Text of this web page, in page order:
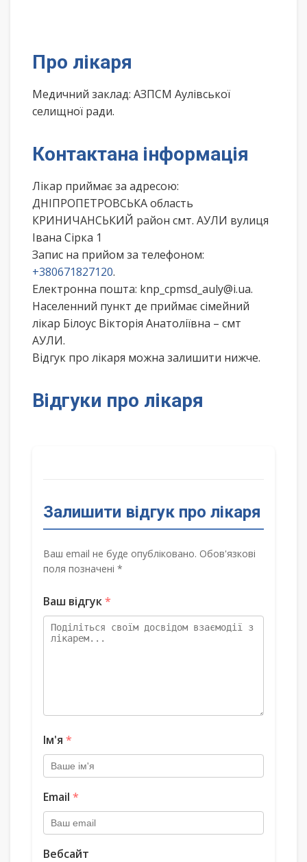
Про лікаря
Медичний заклад: АЗПСМ Аулівської
селищної ради.
Контактана інформація
Лікар приймає за адресою:
ДНІПРОПЕТРОВСЬКА область
КРИНИЧАНСЬКИЙ район смт. АУЛИ вулиця
Івана Сірка 1
Запис на прийом за телефоном:
+380671827120.
Електронна пошта: knp_cpmsd_auly@i.ua.
Населенний пункт де приймає сімейний
лікар Білоус Вікторія Анатоліївна – смт
АУЛИ.
Відгук про лікаря можна залишити нижче.
Відгуки про лікаря
Залишити відгук про лікаря
Ваш email не буде опубліковано. Обов'язкові
поля позначені *
Ваш відгук*
Ім'я *
Email *
Вебсайт